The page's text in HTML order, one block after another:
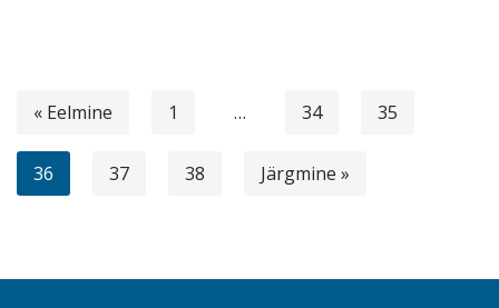
« Eelmine 1 … 34 35
36 37 38 Järgmine »